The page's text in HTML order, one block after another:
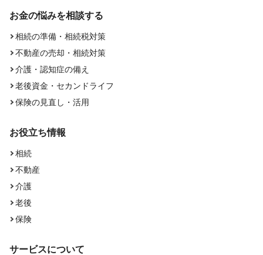
お金の悩みを相談する
相続の準備・相続税対策
不動産の売却・相続対策
介護・認知症の備え
老後資金・セカンドライフ
保険の見直し・活用
お役立ち情報
相続
不動産
介護
老後
保険
サービスについて